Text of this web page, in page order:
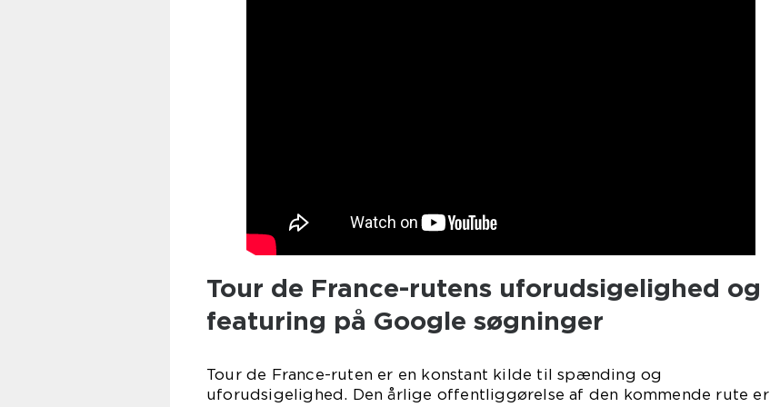
Tour de France-rutens uforudsigelighed og
featuring på Google søgninger
Tour de France-ruten er en konstant kilde til spænding og
uforudsigelighed. Den årlige offentliggørelse af den kommende rute er